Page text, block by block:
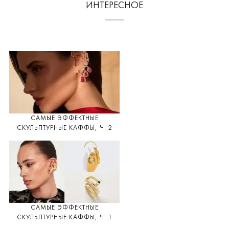
ИНТЕРЕСНОЕ
САМЫЕ ЭФФЕКТНЫЕ
СКУЛЬПТУРНЫЕ КАФФЫ, Ч. 2
САМЫЕ ЭФФЕКТНЫЕ
СКУЛЬПТУРНЫЕ КАФФЫ, Ч. 1